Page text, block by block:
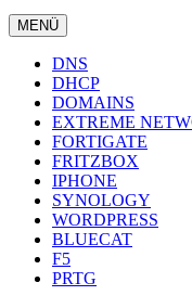
MENÜ
DNS
DHCP
DOMAINS
EXTREME
FORTIGATE
FRITZBOX
IPHONE
SYNOLOGY
WORDPRESS
BLUECAT
F5
PRTG